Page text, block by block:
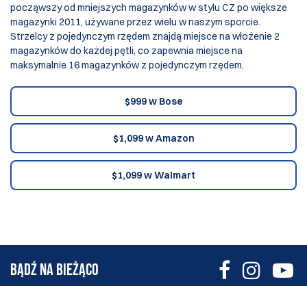
począwszy od mniejszych magazynków w stylu CZ po większe
magazynki 2011, używane przez wielu w naszym sporcie.
Strzelcy z pojedynczym rzędem znajdą miejsce na włożenie 2
magazynków do każdej pętli, co zapewnia miejsce na
maksymalnie 16 magazynków z pojedynczym rzędem.
$999 w Bose
$1,099 w Amazon
$1,099 w Walmart
BĄDŹ NA BIEŻĄCO